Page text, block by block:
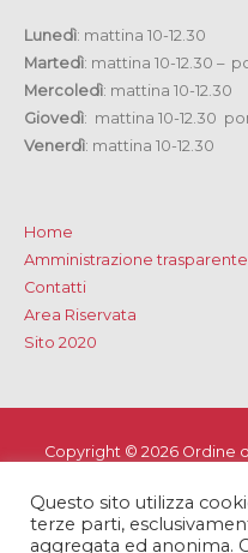
Lunedì: mattina 10-12.30
Martedì: mattina 10-12.30 –
Mercoledì: mattina 10-12.30
Giovedì: mattina 10-12.30
Venerdì: mattina 10-12.30
Home
Amministrazione trasparente
Contatti
Area Riservata
Sito 2020
Copyright © 2026 Ordine
Privacy e Cookie Policy
Questo sito utilizza
terze parti,
aggregata ed anonima.